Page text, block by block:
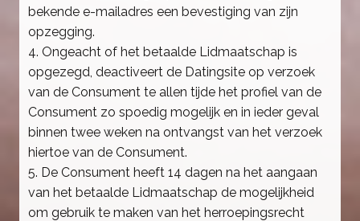
bekende e-mailadres een bevestiging van zijn
opzegging.
4. Ongeacht of het betaalde Lidmaatschap is
opgezegd, deactiveert de Datingsite op verzoek
van de Consument te allen tijde het profiel van de
Consument zo spoedig mogelijk en in ieder geval
binnen twee weken na ontvangst van het verzoek
hiertoe van de Consument.
5. De Consument heeft 14 dagen na het aangaan
van het betaalde Lidmaatschap de mogelijkheid
om gebruik te maken van het herroepingsrecht